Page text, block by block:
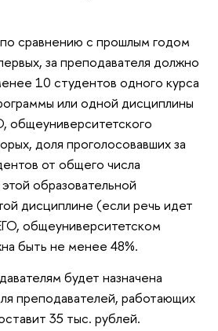
сравнению с прошлым годом
за преподавателя должно
10 студентов одного курса
или одной дисциплины
общеуниверситетского
доля проголосовавших за
от общего числа
образовательной
дисциплине (если речь идет
общеуниверситетском
быть не менее 48%.
будет назначена
преподавателей, работающих
35 тыс. рублей.